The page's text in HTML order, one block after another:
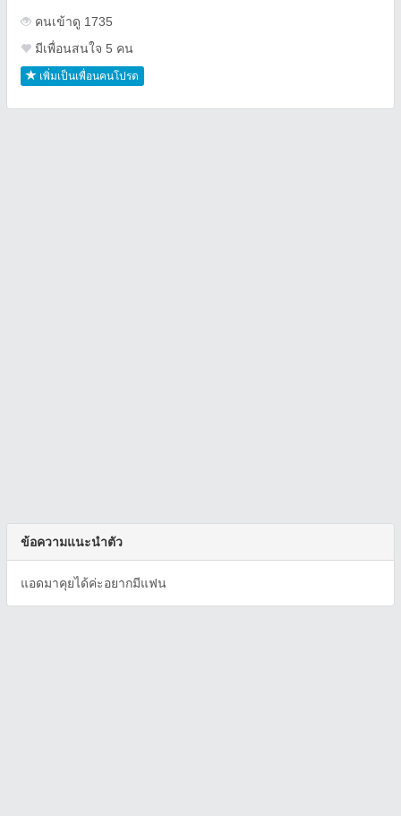
คนเข้าดู 1735
มีเพื่อนสนใจ 5 คน
เพิ่มเป็นเพื่อนคนโปรด
ข้อความแนะนำตัว
แอดมาคุยได้ค่ะอยากมีแฟน